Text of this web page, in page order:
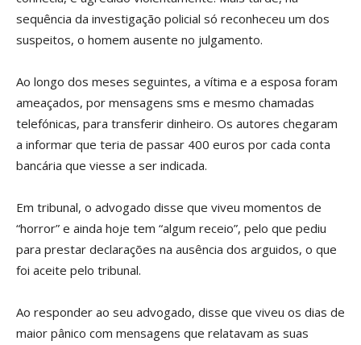
sequência da investigação policial só reconheceu um dos
suspeitos, o homem ausente no julgamento.
Ao longo dos meses seguintes, a vítima e a esposa foram
ameaçados, por mensagens sms e mesmo chamadas
telefónicas, para transferir dinheiro. Os autores chegaram
a informar que teria de passar 400 euros por cada conta
bancária que viesse a ser indicada.
Em tribunal, o advogado disse que viveu momentos de
“horror” e ainda hoje tem “algum receio”, pelo que pediu
para prestar declarações na ausência dos arguidos, o que
foi aceite pelo tribunal.
Ao responder ao seu advogado, disse que viveu os dias de
maior pânico com mensagens que relatavam as suas